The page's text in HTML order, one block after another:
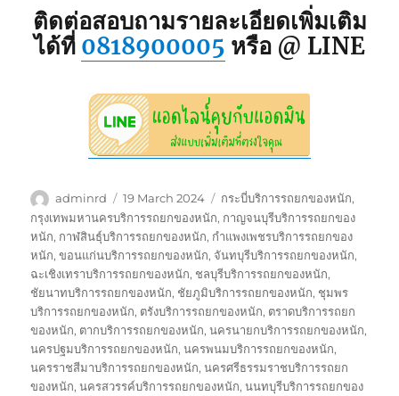
ติดต่อสอบถามรายละเอียดเพิ่มเติม
ได้ที่ 0818900005 หรือ @ LINE
Author
adminrd
Posted
on
19 March 2024 Tags
กระบี่บริการรถยกของหนัก,
กรุงเทพมหานครบริการรถยกของหนัก, กาญจนบุรีบริการรถยกของ
หนัก, กาฬสินธุ์บริการรถยกของหนัก, กำแพงเพชรบริการรถยกของ
หนัก,ขอนแก่นบริการรถยกของหนัก, จันทบุรีบริการรถยกของหนัก,
ฉะเชิงเทราบริการรถยกของหนัก, ชลบุรีบริการรถยกของหนัก,
ชัยนาทบริการรถยกของหนัก, ชัยภูมิบริการรถยกของหนัก, ชุมพร
บริการรถยกของหนัก, ตรังบริการรถยกของหนัก, ตราดบริการรถยก
ของหนัก, ตากบริการรถยกของหนัก,นครนายกบริการรถยกของหนัก,
นครปฐมบริการรถยกของหนัก,นครพนมบริการรถยกของหนัก,
นครราชสีมาบริการรถยกของหนัก,นครศรีธรรมราชบริการรถยก
ของหนัก,นครสวรรค์บริการรถยกของหนัก,นนทบุรีบริการรถยกของ